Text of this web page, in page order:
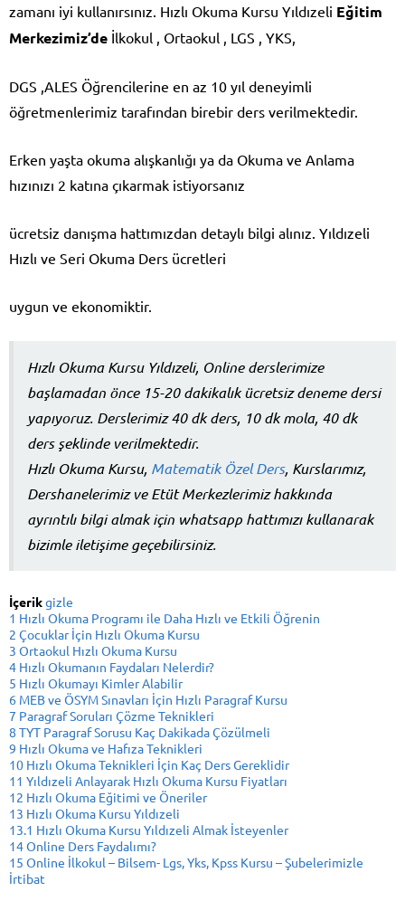
zamanı iyi kullanırsınız. Hızlı Okuma Kursu Yıldızeli Eğitim
Merkezimiz’de İlkokul , Ortaokul , LGS , YKS,
DGS ,ALES Öğrencilerine en az 10 yıl deneyimli
öğretmenlerimiz tarafından birebir ders verilmektedir.
Erken yaşta okuma alışkanlığı ya da Okuma ve Anlama
hızınızı 2 katına çıkarmak istiyorsanız
ücretsiz danışma hattımızdan detaylı bilgi alınız. Yıldızeli
Hızlı ve Seri Okuma Ders ücretleri
uygun ve ekonomiktir.
Hızlı Okuma Kursu Yıldızeli, Online derslerimize
başlamadan önce 15-20 dakikalık ücretsiz deneme dersi
yapıyoruz. Derslerimiz 40 dk ders, 10 dk mola, 40 dk
ders şeklinde verilmektedir.
Hızlı Okuma Kursu, Matematik Özel Ders, Kurslarımız,
Dershanelerimiz ve Etüt Merkezlerimiz hakkında
ayrıntılı bilgi almak için whatsapp hattımızı kullanarak
bizimle iletişime geçebilirsiniz.
İçerikgizle
1 Hızlı Okuma Programı ile Daha Hızlı ve Etkili Öğrenin
2 Çocuklar İçin Hızlı Okuma Kursu
3 Ortaokul Hızlı Okuma Kursu
4 Hızlı Okumanın Faydaları Nelerdir?
5 Hızlı Okumayı Kimler Alabilir
6 MEB ve ÖSYM Sınavları İçin Hızlı Paragraf Kursu
7 Paragraf Soruları Çözme Teknikleri
8 TYT Paragraf Sorusu Kaç Dakikada Çözülmeli
9 Hızlı Okuma ve Hafıza Teknikleri
10 Hızlı Okuma Teknikleri İçin Kaç Ders Gereklidir
11 Yıldızeli Anlayarak Hızlı Okuma Kursu Fiyatları
12 Hızlı Okuma Eğitimi ve Öneriler
13 Hızlı Okuma Kursu Yıldızeli
13.1 Hızlı Okuma Kursu Yıldızeli Almak İsteyenler
14Online Ders Faydalımı?
15 Online İlkokul – Bilsem- Lgs, Yks, Kpss Kursu – Şubelerimizle
İrtibat